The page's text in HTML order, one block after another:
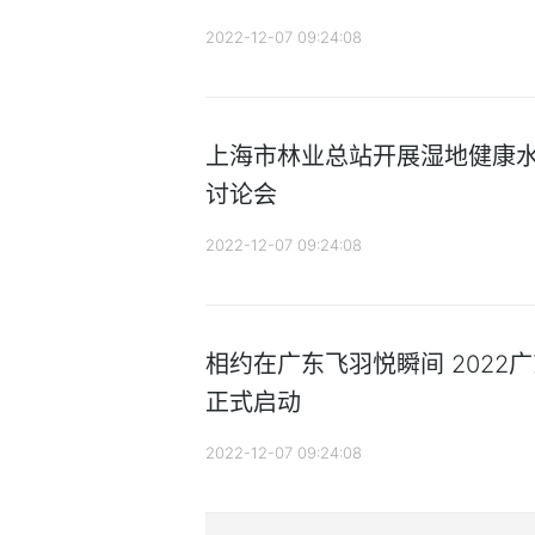
2022-12-07 09:24:08
上海市林业总站开展湿地健康
讨论会
2022-12-07 09:24:08
相约在广东飞羽悦瞬间 2022
正式启动
2022-12-07 09:24:08